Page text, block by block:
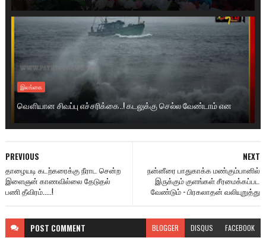
இலங்கை
வௌியான சிவப்பு எச்சரிக்கை..! கடலுக்கு செல்ல வேண்டாம் என
NEXT
நன்னீரை பாதுகாக்க மண்கும்பானில்
இருக்கும் குளங்கள் சீரமைக்கப்பட
வேண்டும் - பிரகலாதன் வலியுறுத்து
PREVIOUS
தாழையடி கடற்கரைக்கு நீராட சென்ற
இளைஞன் காணவில்லை தேடுதல்
பணி தீவிரம்.....!
POST COMMENT BLOGGER DISQUS FACEBOOK